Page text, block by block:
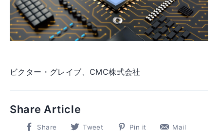
ビクター・グレイブ、CMC株式会社
Share Article
Share
ShareTweet
TweetPin it
Pin
Mail